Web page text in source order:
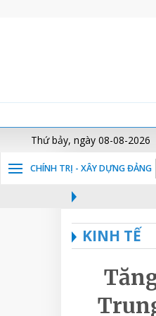
Thứ bảy, ngày 08-08-2026
CHÍNH TRỊ - XÂY DỰNG ĐẢNG
KINH TẾ